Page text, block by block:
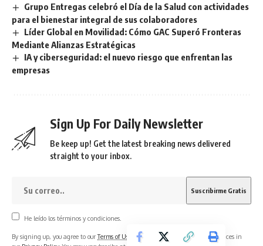
Grupo Entregas celebró el Día de la Salud con actividades
para el bienestar integral de sus colaboradores
Líder Global en Movilidad: Cómo GAC Superó Fronteras
Mediante Alianzas Estratégicas
IA y ciberseguridad: el nuevo riesgo que enfrentan las
empresas
Sign Up For Daily Newsletter
Be keep up! Get the latest breaking news delivered
straight to your inbox.
He leído los términos y condiciones.
By signing up, you agree to ourTerms of Use
and acknowledge the data practices in